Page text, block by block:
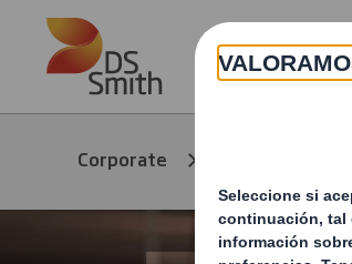
Skip to main content
Corporate